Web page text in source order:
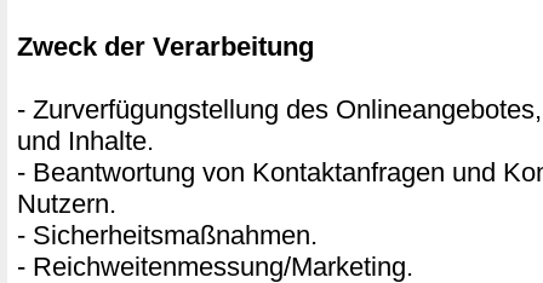
Zweck der Verarbeitung
- Zurverfügungstellung des
und Inhalte.
- Beantwortung von Kontaktanfragen und
Nutzern.
- Sicherheitsmaßnahmen.
- Reichweitenmessung/Marketing.